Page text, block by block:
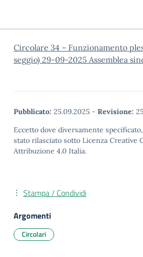
Circolare 34 – Funzionamento
seggio) 29-09-2025 Assemblea
Pubblicato: 25.09.2025 - Revisione:
Eccetto dove diversamente
stato rilasciato sotto Licenza Creative
Attribuzione 4.0 Italia.
Stampa / Condividi
Argomenti
Circolari